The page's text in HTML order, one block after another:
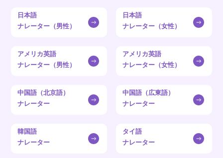
日本語
ナレーター（男性）
日本語
ナレーター（女性）
アメリカ英語
ナレーター（男性）
アメリカ英語
ナレーター（女性）
中国語（北京語）
ナレーター
中国語（広東語）
ナレーター
韓国語
ナレーター
タイ語
ナレーター